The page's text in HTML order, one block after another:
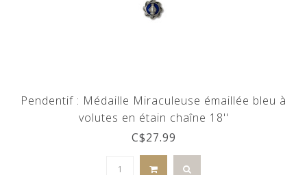
Pendentif : Médaille Miraculeuse émaillée bleu à
volutes en étain chaîne 18''
C$27.99